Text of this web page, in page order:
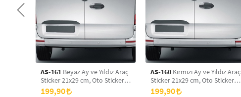
AS-161 Beyaz Ay ve Yıldız Araç
Sticker 21x29 cm, Oto Sticker,
Araba Sticker
199,90
AS-160 Kırmızı Ay ve Yıldız Araç
Sticker 21x29 cm, Oto Sticker,
Araba Sticker
199,90